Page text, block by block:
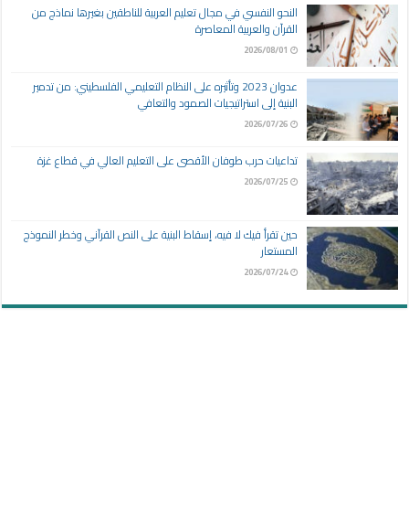
النحو النفسي في مجال تعليم العربية للناطقين بغيرها نماذج من
القرآن والعربية المعاصرة
2026/08/01
عدوان 2023 وتأثيره على النظام التعليمي الفلسطيني: من تدمير
البنية إلى استراتيجيات الصمود والتعافي
2026/07/26
تداعيات حرب طوفان الأقصى على التعليم العالي في قطاع غزة
2026/07/25
حين تقرأ فيك لا فيه، إسقاط البنية على النص القرآني وخطر النموذج
المستعار
2026/07/24